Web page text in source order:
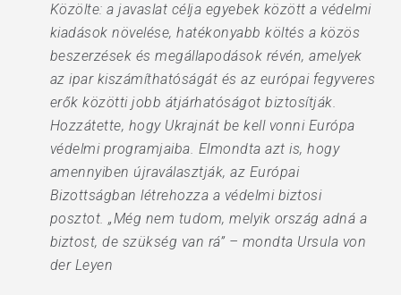
Közölte: a javaslat célja egyebek között a védelmi
kiadások növelése, hatékonyabb költés a közös
beszerzések és megállapodások révén, amelyek
az ipar kiszámíthatóságát és az európai fegyveres
erők közötti jobb átjárhatóságot biztosítják.
Hozzátette, hogy Ukrajnát be kell vonni Európa
védelmi programjaiba. Elmondta azt is, hogy
amennyiben újraválasztják, az Európai
Bizottságban létrehozza a védelmi biztosi
posztot. „Még nem tudom, melyik ország adná a
biztost, de szükség van rá” – mondta Ursula von
der Leyen